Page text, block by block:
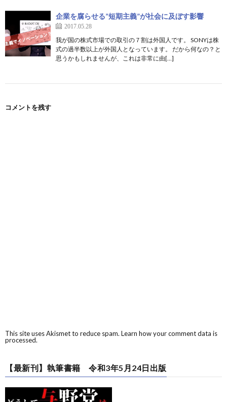
企業を腐らせる”短期主義”が社会に及ぼす影響
2017.05.28
我が国の株式市場での取引の７割は外国人です。 SONYは株
式の過半数以上が外国人となっています。 だから何なの？と
思うかもしれませんが、これは非常に由[…]
コメントを残す
This site uses Akismet to reduce spam. Learn how your comment data is
processed.
【最新刊】執筆書籍 令和3年5月24日出版